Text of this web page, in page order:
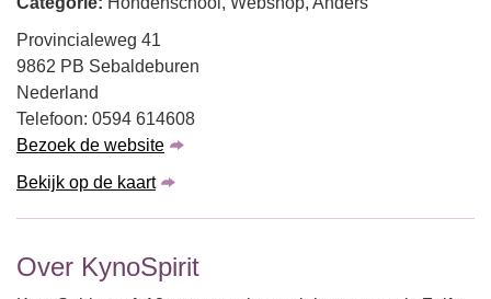
Provincialeweg 41
9862 PB Sebaldeburen
Nederland
Telefoon: 0594 614608
Bezoek de website
Bekijk op de kaart
Over KynoSpirit